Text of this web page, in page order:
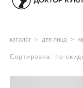
каталог > для лица >
Сортировка: по